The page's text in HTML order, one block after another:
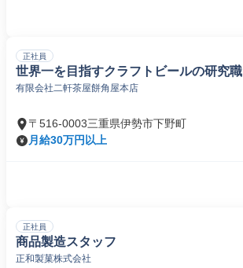
正社員
世界一を目指すクラフトビールの研究職
有限会社二軒茶屋餅角屋本店
〒516-0003三重県伊勢市下野町
月給30万円以上
正社員
商品製造スタッフ
正和製菓株式会社